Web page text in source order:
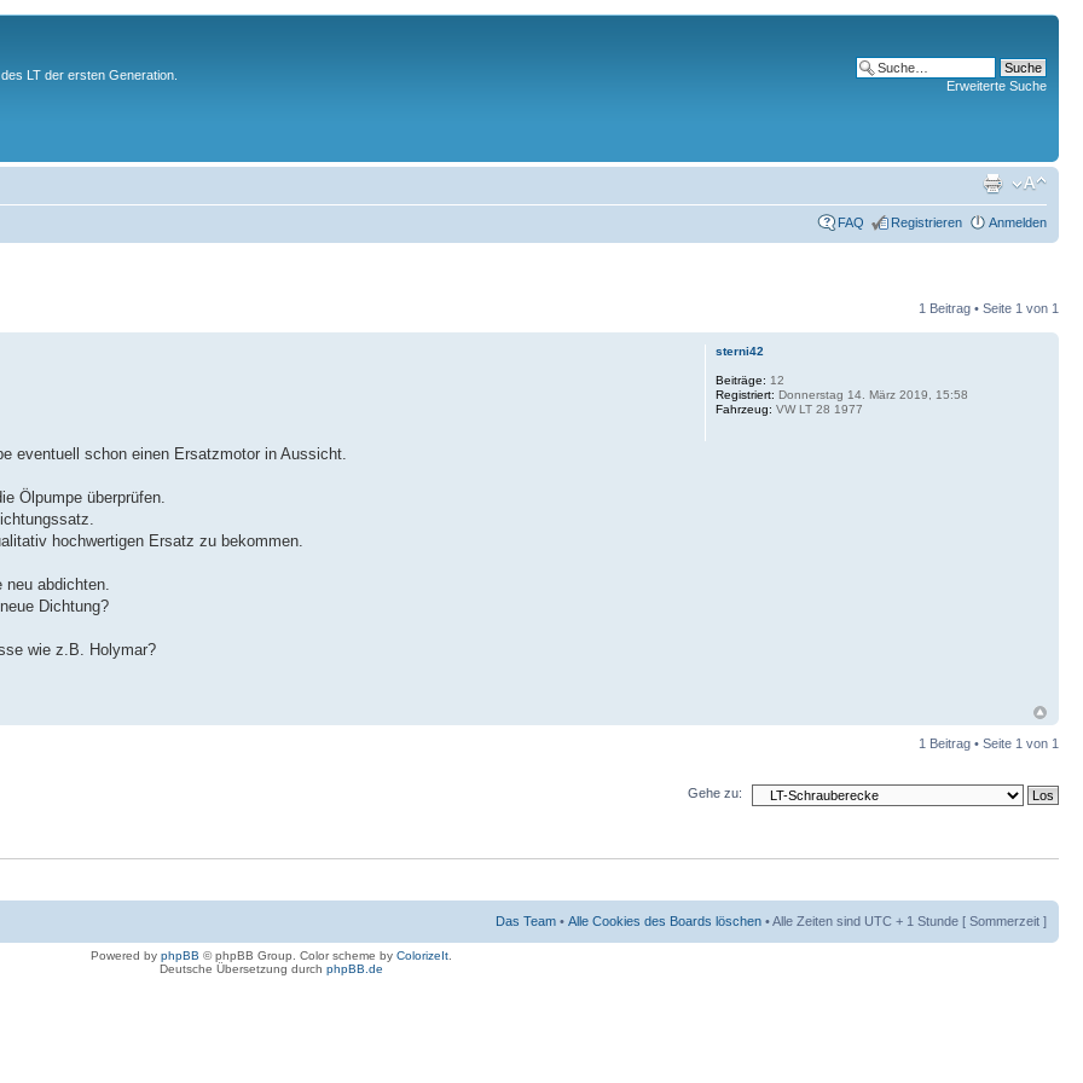
LT der ersten Generation.
Erweiterte Suche
FAQ Registrieren Anmelden
1 Beitrag • Seite 1 von 1
eventuell schon einen Ersatzmotor in Aussicht.
Ölpumpe überprüfen.
hochwertigen Ersatz zu bekommen.
abdichten.
Dichtung?
wie z.B. Holymar?
sterni42
Beiträge: 12
Registriert: Donnerstag 14. März 2019, 15:58
Fahrzeug: VW LT 28 1977
1 Beitrag • Seite 1 von 1
Gehe zu:
Das Team • Alle Cookies des Boards löschen • Alle Zeiten sind UTC + 1 Stunde [ Sommerzeit ]
Powered by phpBB © phpBB Group. Color scheme by ColorizeIt.
Deutsche Übersetzung durch phpBB.de